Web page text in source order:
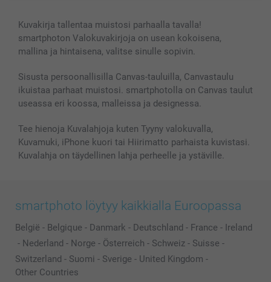
Kuvakirja tallentaa muistosi parhaalla tavalla!
smartphoton Valokuvakirjoja on usean kokoisena,
mallina ja hintaisena, valitse sinulle sopivin.
Sisusta persoonallisilla Canvas-tauluilla, Canvastaulu
ikuistaa parhaat muistosi. smartphotolla on Canvas taulut
useassa eri koossa, malleissa ja designessa.
Tee hienoja Kuvalahjoja kuten Tyyny valokuvalla,
Kuvamuki, iPhone kuori tai Hiirimatto parhaista kuvistasi.
Kuvalahja on täydellinen lahja perheelle ja ystäville.
smartphoto löytyy kaikkialla Euroopassa
België - Belgique - Danmark - Deutschland - France - Ireland
- Nederland - Norge - Österreich - Schweiz - Suisse -
Switzerland - Suomi - Sverige - United Kingdom -
Other Countries